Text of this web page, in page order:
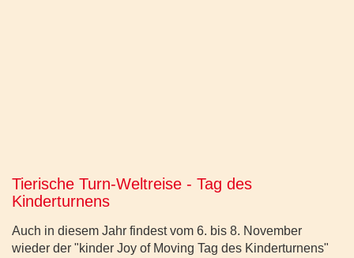
Tierische Turn-Weltreise - Tag des
Kinderturnens
Auch in diesem Jahr findest vom 6. bis 8. November
wieder der
kinder Joy of Moving Tag des Kinderturnens